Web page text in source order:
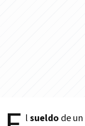
lsueldo de un